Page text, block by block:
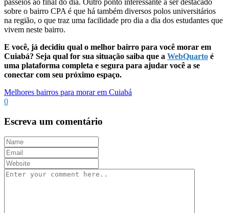
sobre o bairro CPA é que há também diversos polos universitários
na região, o que traz uma facilidade pro dia a dia dos estudantes que
vivem neste bairro.
E você, já decidiu qual o melhor bairro para você morar em
Cuiabá? Seja qual for sua situação saiba que a WebQuarto é
uma plataforma completa e segura para ajudar você a se
conectar com seu próximo espaço.
Melhores bairros para morar em Cuiabá
0
Escreva um comentário